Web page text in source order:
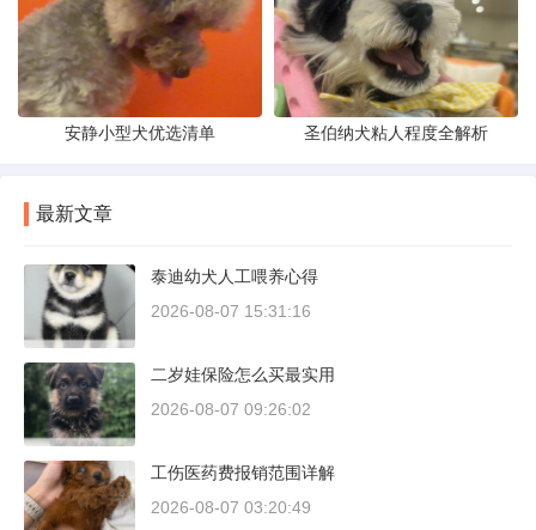
安静小型犬优选清单 圣伯纳犬粘人程度全解析
最新文章
泰迪幼犬人工喂养心得
2026-08-07 15:31:16
二岁娃保险怎么买最实用
2026-08-07 09:26:02
工伤医药费报销范围详解
2026-08-07 03:20:49